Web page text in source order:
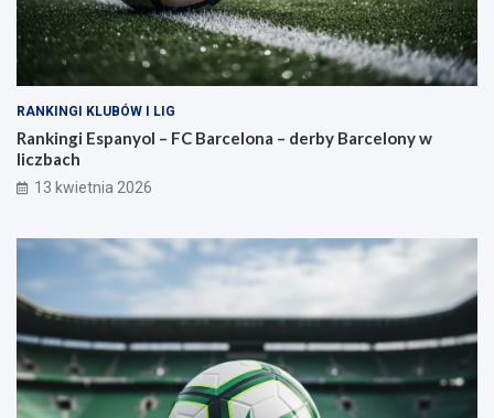
RANKINGI KLUBÓW I LIG
Rankingi Espanyol – FC Barcelona – derby Barcelony w
liczbach
13 kwietnia 2026